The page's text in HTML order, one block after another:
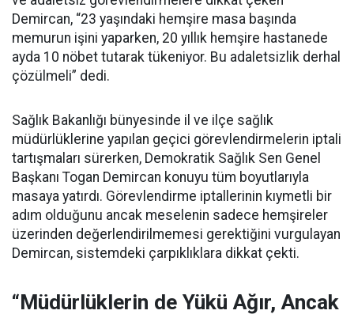
Demircan, “23 yaşındaki hemşire masa başında
memurun işini yaparken, 20 yıllık hemşire hastanede
ayda 10 nöbet tutarak tükeniyor. Bu adaletsizlik derhal
çözülmeli” dedi.
Sağlık Bakanlığı bünyesinde il ve ilçe sağlık
müdürlüklerine yapılan geçici görevlendirmelerin iptali
tartışmaları sürerken, Demokratik Sağlık Sen Genel
Başkanı Togan Demircan konuyu tüm boyutlarıyla
masaya yatırdı. Görevlendirme iptallerinin kıymetli bir
adım olduğunu ancak meselenin sadece hemşireler
üzerinden değerlendirilmemesi gerektiğini vurgulayan
Demircan, sistemdeki çarpıklıklara dikkat çekti.
“Müdürlüklerin de Yükü Ağır, Ancak